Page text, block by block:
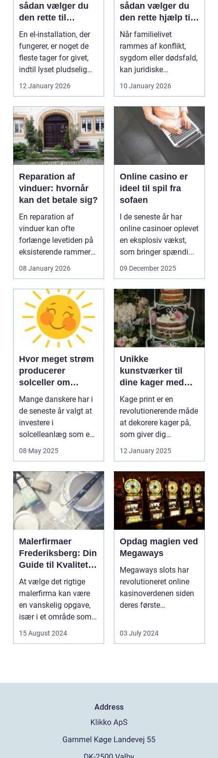
sådan vælger du
den rette til
opgaven
En el-installation, der
fungerer, er noget de
fleste tager for givet,
indtil lyset pludselig
12 January 2026
sådan vælger du
den rette hjælp til
familien
Når familielivet
rammes af konflikt,
sygdom eller dødsfald,
kan juridiske
vokse si...
10 January 2026
Reparation af
vinduer: hvornår
kan det betale sig?
En reparation af
vinduer kan ofte
forlænge levetiden på
eksisterende rammer
08 January 2026
Online casino er
ideel til spil fra
sofaen
I de seneste år har
online casinoer oplevet
en eksplosiv vækst,
som bringer spændi...
09 December 2025
Hvor meget strøm
producerer
solceller om
vinteren?
Mange danskere har i
de seneste år valgt at
investere i
solcelleanlæg som en
08 May 2025
Unikke
kunstværker til
dine kager med
kage print
Kage print er en
revolutionerende måde
at dekorere kager på,
som giver dig
12 January 2025
Malerfirmaer
Frederiksberg: Din
Guide til Kvalitet
og Service
At vælge det rigtige
malerfirma kan være
en vanskelig opgave,
især i et område som
15 August 2024
Opdag magien ved
Megaways
Megaways slots har
revolutioneret online
kasinoverdenen siden
deres første
spillea...
03 July 2024
Address